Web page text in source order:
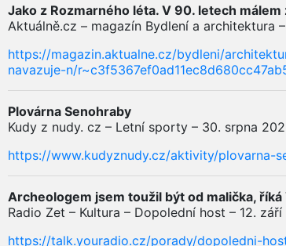
Jako z Rozmarného léta. V 90. letech
Aktuálně.cz – magazín Bydlení a architektura
https://magazin.aktualne.cz/bydleni/
navazuje-n/
Plovárna Senohraby
Kudy z nudy. cz – Letní sporty – 30. srpna
https://www.kudyznudy.cz/aktivity/plovarna-
Archeologem jsem toužil být od malička, říká
Radio Zet – Kultura – Dopolední host – 12.
https://talk.youradio.cz/porady/dopoledni-